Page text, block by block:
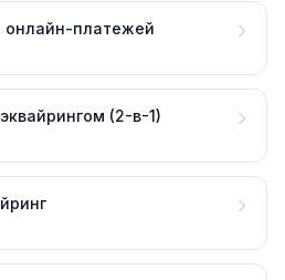
онлайн-платежей
(2-в-1)